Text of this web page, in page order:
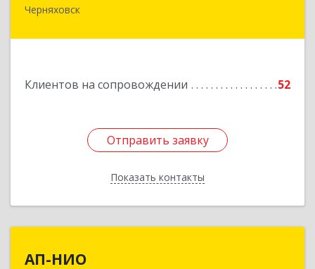
Черняховск
Клиентов на сопровождении 52
Отправить заявку
Показать контакты
238150, Калининградская обл, Черняховский р-
Отправить заявку
Назад
АП-НИО